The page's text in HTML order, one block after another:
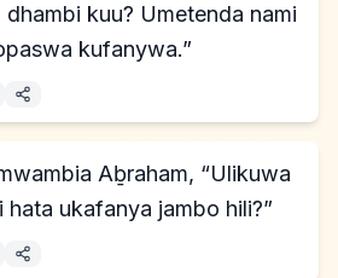
kuu? Umetenda nami
kufanywa.”
Aḇraham, “Ulikuwa
hata ukafanya jambo hili?”